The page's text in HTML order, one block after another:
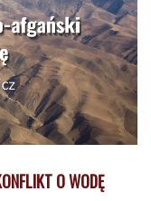
O WODĘ